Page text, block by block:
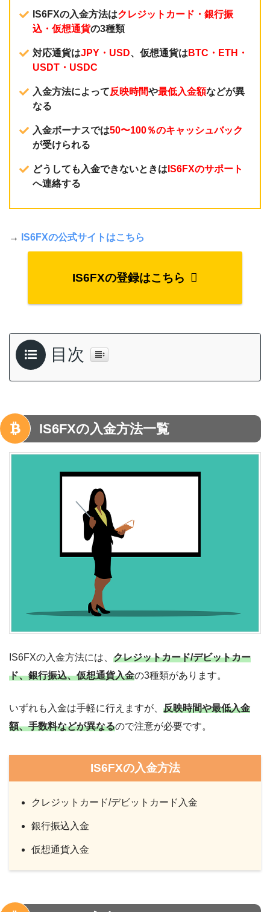
IS6FXの入金方法はクレジットカード・銀行振
込・仮想通貨の3種類
対応通貨はJPY・USD、仮想通貨は BTC・ETH・
USDT・USDC
入金方法によって反映時間や最低入金額などが異
なる
入金ボーナスでは50〜100％のキャッシュバック
が受けられる
どうしても入金できないときは IS6FXのサポート
へ連絡する
→ IS6FXの公式サイトはこちら
IS6FXの登録はこちら
目次
IS6FXの入金方法一覧
IS6FXの入金方法には、 クレジットカード/デビットカー
ド、銀行振込、仮想通貨入金の3種類があります。
いずれも入金は手軽に行えますが、 反映時間や最低入金
額、手数料などが異なるので注意が必要です。
IS6FXの入金方法
クレジットカード/デビットカード入金
銀行振込入金
仮想通貨入金